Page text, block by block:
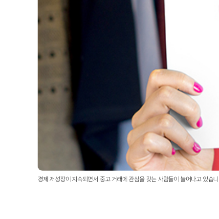
경제 저성장이 지속되면서 중고 거래에 관심을 갖는 사람들이 늘어나고 있습